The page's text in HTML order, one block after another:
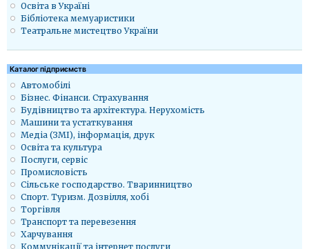
Освіта в Україні
Бібліотека мемуаристики
Театральне мистецтво України
Каталог підприємств
Автомобілі
Бізнес. Фінанси. Страхування
Будівництво та архітектура. Нерухомість
Машини та устаткування
Медіа (ЗМІ), інформація, друк
Освіта та культура
Послуги, сервіс
Промисловість
Сільське господарство. Тваринництво
Спорт. Туризм. Дозвілля, хобі
Торгівля
Транспорт та перевезення
Харчування
Коммунікації та інтернет послуги